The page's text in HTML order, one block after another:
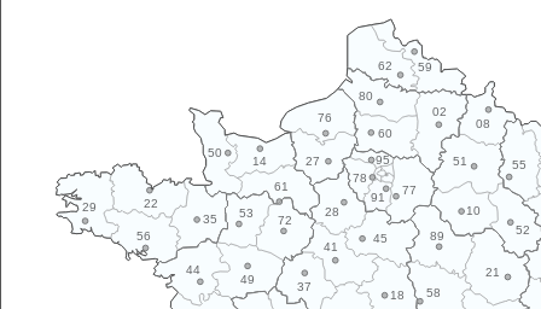
10
14
18
21
22
27
28
29
35
37
41
44
45
49
50
51
52
53
55
56
58
59
60
61
62
02
08
72
76
77
78
80
89
91
95